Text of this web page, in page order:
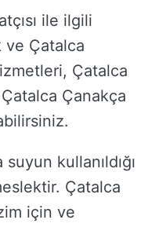
ile ilgili
ve Çatalca
Çatalca
Çanakça
kullanıldığı
Çatalca
için ve